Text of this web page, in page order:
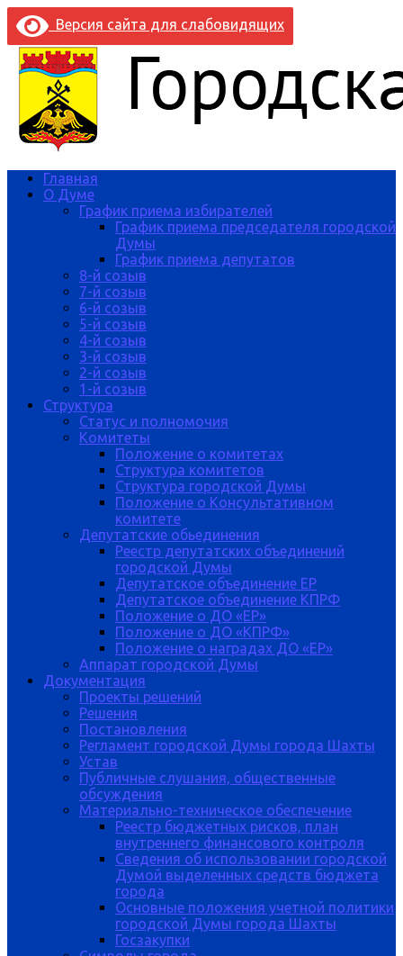
Версия сайта для слабовидящих
Главная
О Думе
График приема избирателей
График приема председателя городской
Думы
График приема депутатов
8-й созыв
7-й созыв
6-й созыв
5-й созыв
4-й созыв
3-й созыв
2-й созыв
1-й созыв
Структура
Статус и полномочия
Комитеты
Положение о комитетах
Структура комитетов
Структура городской Думы
Положение о Консультативном
комитете
Депутатские обьединения
Реестр депутатских объединений
городской Думы
Депутатское объединение ЕР
Депутатское объединение КПРФ
Положение о ДО «ЕР»
Положение о ДО «КПРФ»
Положение о наградах ДО «ЕР»
Аппарат городской Думы
Документация
Проекты решений
Решения
Постановления
Регламент городской Думы города Шахты
Устав
Публичные слушания, общественные
обсуждения
Материально-техническое обеспечение
Реестр бюджетных рисков, план
внутреннего финансового контроля
Сведения об использовании городской
Думой выделенных средств бюджета
города
Основные положения учетной политики
городской Думы города Шахты
Госзакупки